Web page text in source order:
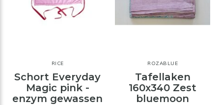
RICE
Schort Everyday
Magic pink -
enzym gewassen
ROZABLUE
Tafellaken
160x340 Zest
bluemoon